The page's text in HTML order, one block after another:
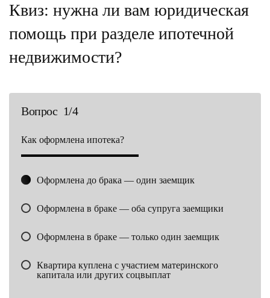
Квиз: нужна ли вам юридическая
помощь при разделе ипотечной
недвижимости?
Вопрос 1/4
Как оформлена ипотека?
Оформлена до брака — один заемщик
Оформлена в браке — оба супруга заемщики
Оформлена в браке — только один заемщик
Квартира куплена с участием материнского
капитала или других соцвыплат